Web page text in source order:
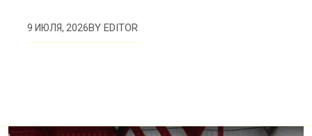
9 ИЮЛЯ, 2026BYEDITOR